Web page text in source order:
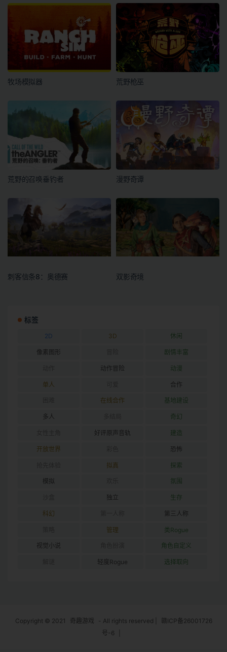
牧场模拟器 荒野枪巫
荒野的召唤垂钓者 漫野奇谭
刺客信条8：奥德赛 双影奇境
标签
2D 3D 休闲
像素图形 剧情丰富
动作冒险 动漫
单人 合作
在线合作 基地建设
多人 奇幻
好评原声音轨 建造
开放世界 恐怖
拟真 探索
模拟 氛围
独立 生存
科幻 第三人称
管理 类Rogue
视觉小说 角色自定义
轻度Rogue 选择取向
Copyright © 2021 奇趣游戏 - All rights reserved
赣ICP备26001726
号-6